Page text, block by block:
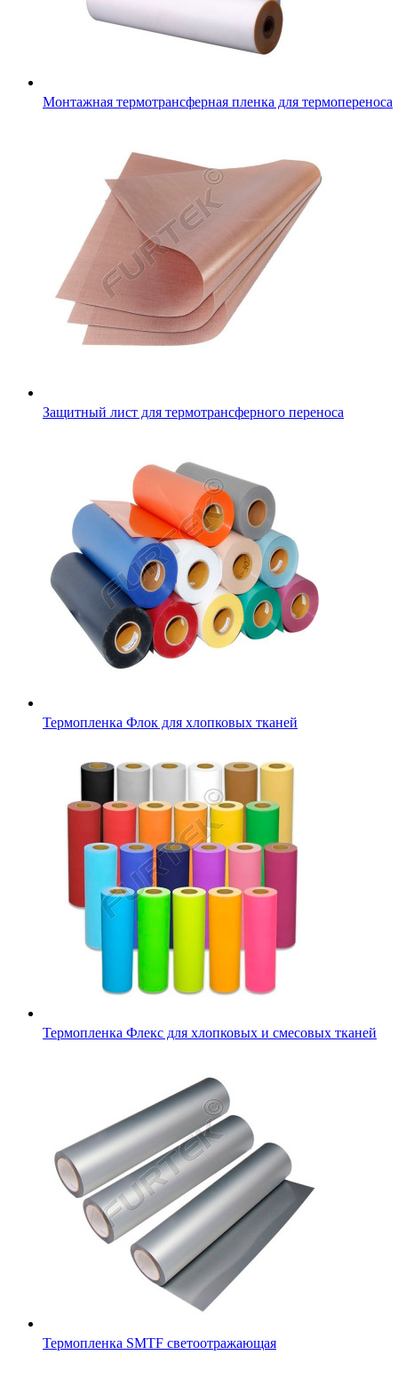
Монтажная термотрансферная пленка для термопереноса
Защитный лист для термотрансферного переноса
Термопленка Флок для хлопковых тканей
Термопленка Флекс для хлопковых и смесовых тканей
Термопленка SMTF светоотражающая